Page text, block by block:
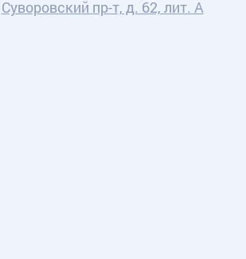
Суворовский пр-т, д. 62, лит. А